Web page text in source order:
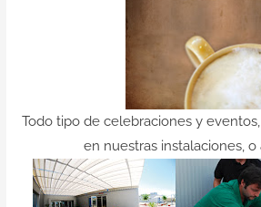
Todo tipo de celebraciones y
en nuestras instalaciones, o